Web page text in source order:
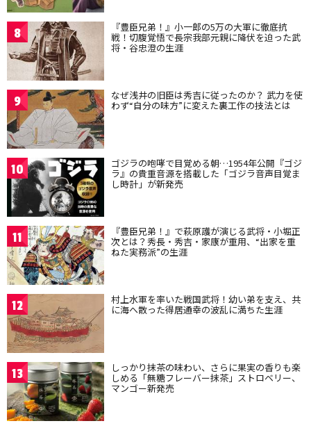
8 『豊臣兄弟！』小一郎の5万の大軍に徹底抗
戦！切腹覚悟で長宗我部元親に降伏を迫った武
将・谷忠澄の生涯
9 なぜ浅井の旧臣は秀吉に従ったのか？ 武力を使
わず“自分の味方”に変えた裏工作の技法とは
10 ゴジラの咆哮で目覚める朝…1954年公開『ゴジ
ラ』の貴重音源を搭載した「ゴジラ音声目覚ま
し時計」が新発売
11 『豊臣兄弟！』で萩原護が演じる武将・小堀正
次とは？秀長・秀吉・家康が重用、“出家を重
ねた実務派”の生涯
12 村上水軍を率いた戦国武将！幼い弟を支え、共
に海へ散った得居通幸の波乱に満ちた生涯
13 しっかり抹茶の味わい、さらに果実の香りも楽
しめる「無糖フレーバー抹茶」ストロベリー、
マンゴー新発売